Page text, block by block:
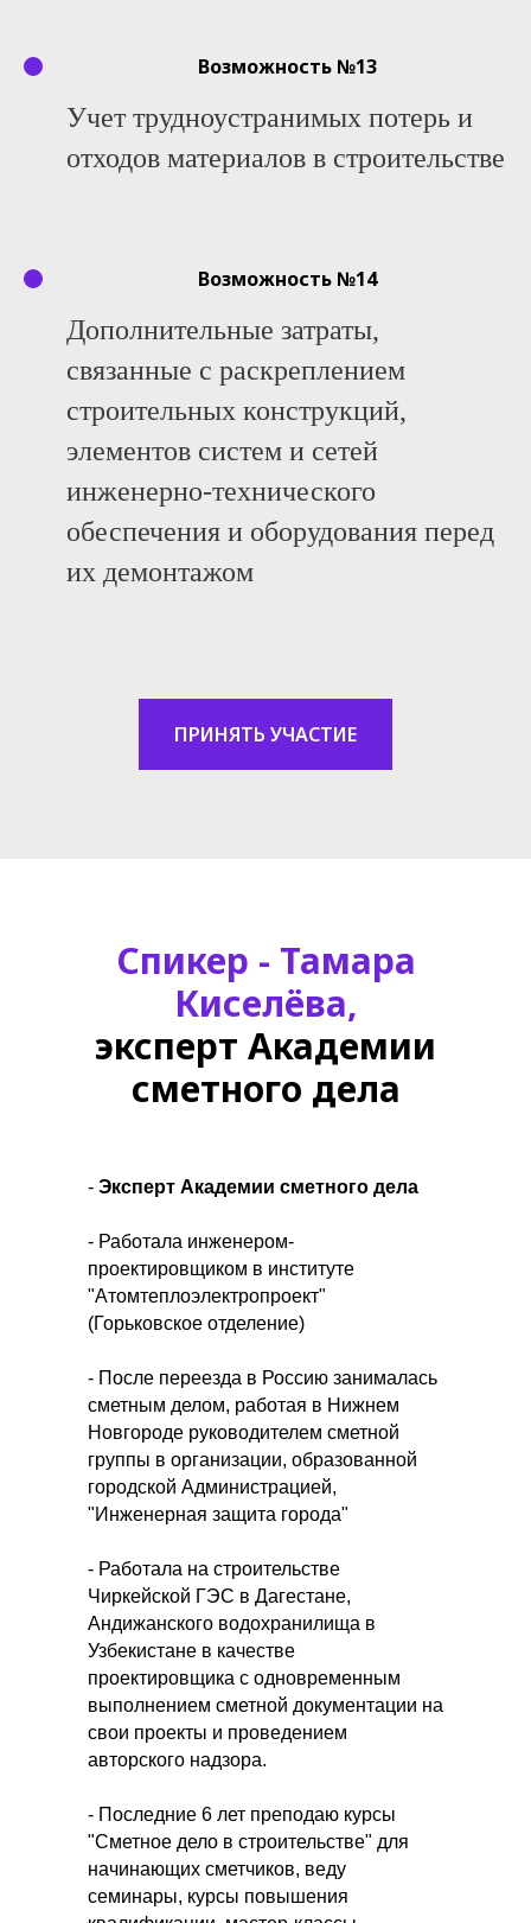
Возможность №13
Учет трудноустранимых потерь и
отходов материалов в строительстве
Возможность №14
Дополнительные затраты,
связанные с раскреплением
строительных конструкций,
элементов систем и сетей
инженерно-технического
обеспечения и оборудования перед
их демонтажом
ПРИНЯТЬ УЧАСТИЕ
Спикер - Тамара
Киселёва,
эксперт Академии
сметного дела
- Эксперт Академии сметного дела
- Работала инженером-
проектировщиком в институте
"Атомтеплоэлектропроект"
(Горьковское отделение)
- После переезда в Россию занималась
сметным делом, работая в Нижнем
Новгороде руководителем сметной
группы в организации, образованной
городской Администрацией,
"Инженерная защита города"
- Работала на строительстве
Чиркейской ГЭС в Дагестане,
Андижанского водохранилища в
Узбекистане в качестве
проектировщика с одновременным
выполнением сметной документации на
свои проекты и проведением
авторского надзора.
- Последние 6 лет преподаю курсы
"Сметное дело в строительстве" для
начинающих сметчиков, веду
семинары, курсы повышения